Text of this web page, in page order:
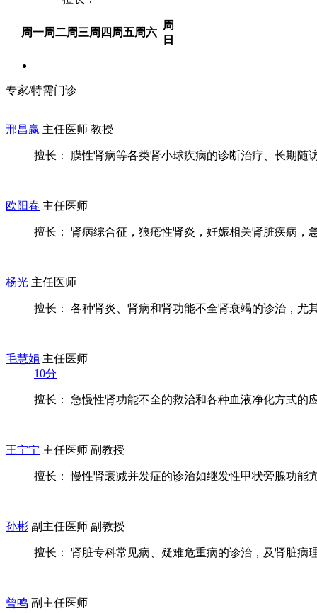
周一周二周三周四 周五周六
周
日
专家/特需门诊
邢昌赢 主任医师 教授
擅长： 膜性肾病等各类肾小球疾病的诊断治疗、长期随
欧阳春 主任医师
擅长： 肾病综合征，狼疮性肾炎，妊娠相关肾脏疾病，
杨光 主任医师
擅长： 各种肾炎、肾病和肾功能不全肾衰竭的诊治，尤
毛慧娟 主任医师
10分
擅长： 急慢性肾功能不全的救治和各种血液净化方式的
王宁宁 主任医师 副教授
擅长： 慢性肾衰减并发症的诊治如继发性甲状旁腺功能
孙彬 副主任医师 副教授
擅长： 肾脏专科常见病、疑难危重病的诊治，及肾脏病
曾鸣 副主任医师